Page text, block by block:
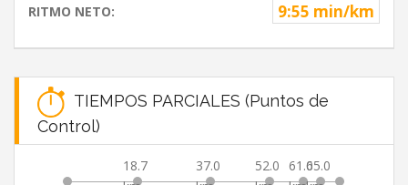
RITMO NETO: 9:55 min/km
TIEMPOS PARCIALES (Puntos de
Control)
18.7
37.0
52.0
61.065.0